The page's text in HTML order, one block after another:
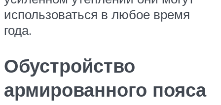
использоваться в любое время
года.
Обустройство
армированного пояса